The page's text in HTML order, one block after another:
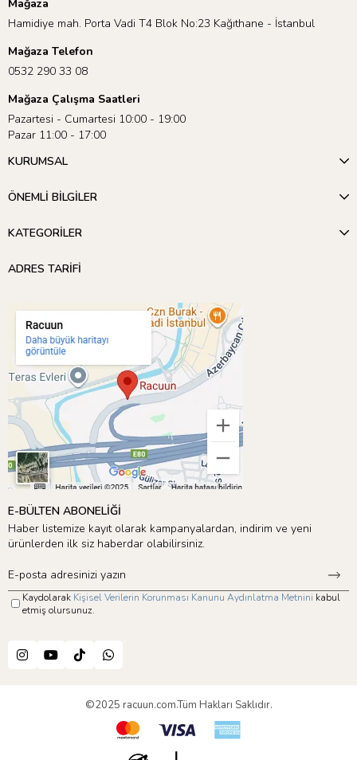
Mağaza
Hamidiye mah. Porta Vadi T4 Blok No:23 Kağıthane - İstanbul
Mağaza Telefon
0532 290 33 08
Mağaza Çalışma Saatleri
Pazartesi - Cumartesi 10:00 - 19:00
Pazar 11:00 - 17:00
KURUMSAL
ÖNEMLİ BİLGİLER
KATEGORİLER
ADRES TARİFİ
E-BÜLTEN ABONELİĞİ
Haber listemize kayıt olarak kampanyalardan, indirim ve yeni
ürünlerden ilk siz haberdar olabilirsiniz.
Kaydolarak Kişisel Verilerin Korunması Kanunu Aydınlatma Metnini kabul
etmiş olursunuz.
©2025 racuun.com.Tüm Hakları Saklıdır.